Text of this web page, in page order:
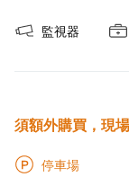
監視器
須額外購買，現
停車場